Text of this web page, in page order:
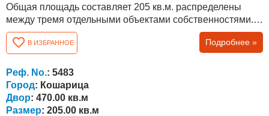
Общая площадь составляет 205 кв.м. распределены
между тремя отдельными объектами собственностями.
Главный дом, отдельная комната с комнатой для
строительства ванной комнаты с туалетом на первом
этаже и возможность обособить как небольшую студию,
офис или мастерскую, так и меблированная студия с
ванной и туалетом, кухней и террасой на втором...
В ИЗБРАННОЕ Подробнее »
Реф. No.: 5483
Город: Кошарица
Двор: 470.00 кв.м
Размер: 205.00 кв.м